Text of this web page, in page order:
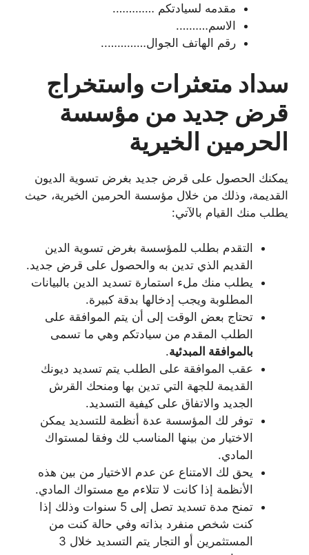
مقدمه لسيادتكم ………….
الاسم……….
رقم الهاتف الجوال…………..
سداد متعثرات واستخراج
قرض جديد من مؤسسة
الحرمين الخيرية
يمكنك الحصول على قرض جديد بغرض تسوية الديون
القديمة، وذلك من خلال مؤسسة الحرمين الخيرية، حيث
يطلب منك القيام بالآتي:
التقدم بطلب للمؤسسة بغرض تسوية الدين
القديم الذي تدين به والحصول على قرض جديد.
يطلب منك ملء استمارة تسديد الدين بالبيانات
المطلوبة ويجب إدخالها بدقة كبيرة.
تحتاج بعض الوقت إلى أن يتم الموافقة على
الطلب المقدم من سيادتكم وهي ما تسمى
بالموافقة المبدئية.
عقب الموافقة على الطلب يتم تسديد ديونك
القديمة للجهة التي تدين بها ومنحك القرش
الجديد والاتفاق على كيفية التسديد.
توفر لك المؤسسة عدة أنظمة للتسديد يمكن
الاختيار من بينها المناسب لك وفقا لمستواك
المادي.
يحق لك الامتناع عن عدم الاختيار من بين هذه
الأنظمة إذا كانت لا تتلاءم مع مستواك المادي.
تمنح مدة تسديد تصل إلى 5 سنوات وذلك إذا
كنت شخص منفرد بذاته وفي حالة كنت من
المستثمرين أو التجار يتم التسديد خلال 3